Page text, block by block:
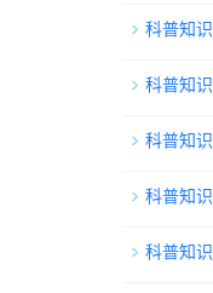
科普知识
科普知识
科普知识
科普知识
科普知识